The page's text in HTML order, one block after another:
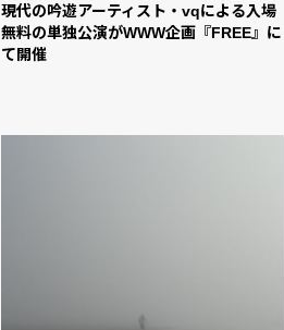
現代の吟遊アーティスト・vqによる入場
無料の単独公演がWWW企画『FREE』に
て開催